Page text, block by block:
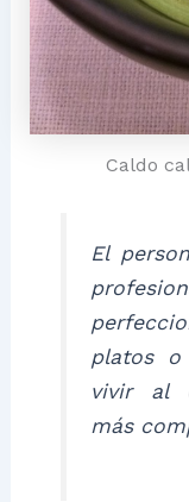
Caldo
El
platos
vivir al
más